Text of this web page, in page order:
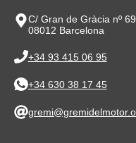
C/ Gran de Gràcia nº
08012 Barcelona
+34 93 415 06 95
+34 630 38 17 45